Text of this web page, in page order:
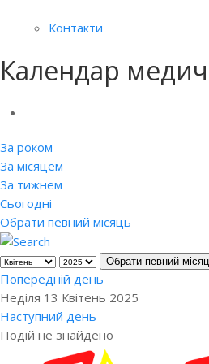
Контакти
Календар
За роком
За місяцем
За тижнем
Сьогодні
Обрати певний місяць
Обрати певний
Попередній день
Неділя 13 Квітень 2025
Наступний день
Подій не знайдено